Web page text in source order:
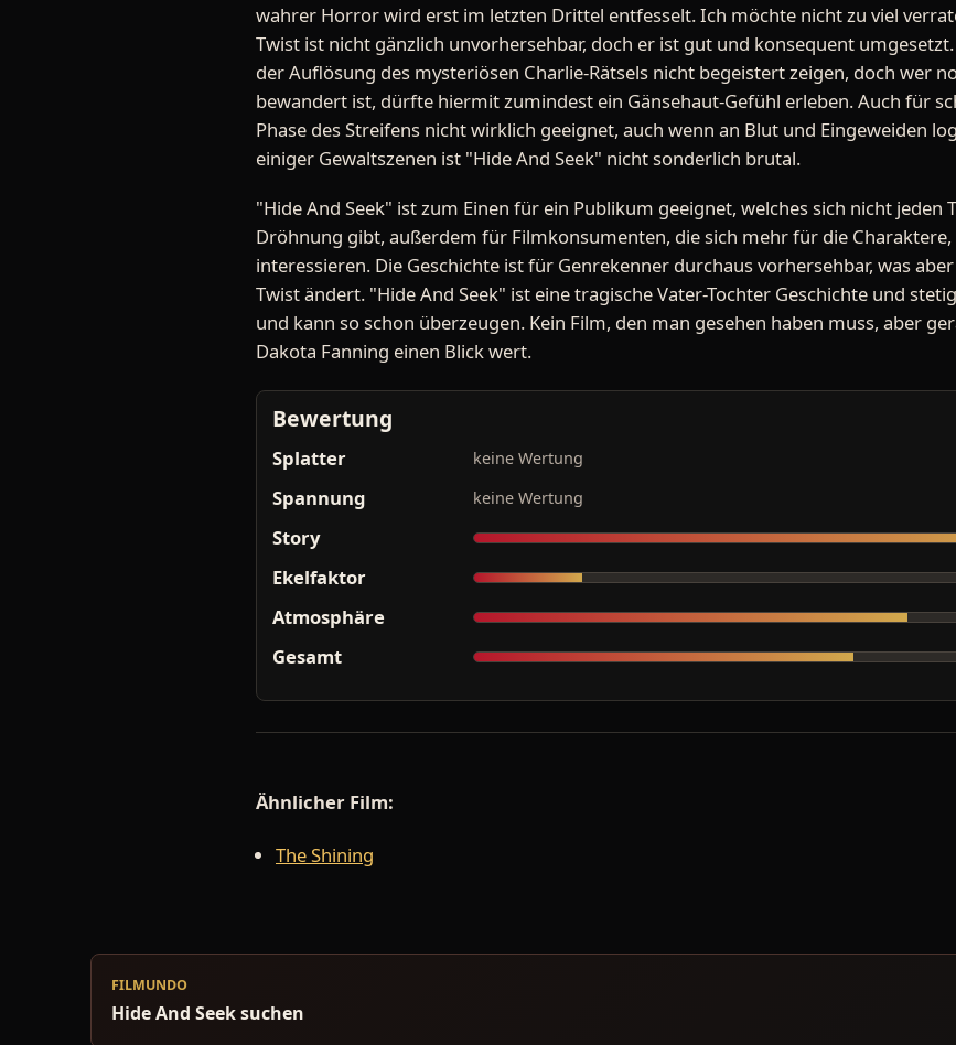
wahrer Horror wird erst im letzten Drittel entfesselt. Ich möchte nicht zu viel
Twist ist nicht gänzlich unvorhersehbar, doch er ist gut und konsequent
der Auflösung des mysteriösen Charlie-Rätsels nicht begeistert zeigen, doch wer
bewandert ist, dürfte hiermit zumindest ein Gänsehaut-Gefühl erleben. Auch für
Phase des Streifens nicht wirklich geeignet, auch wenn an Blut und Eingeweiden
einiger Gewaltszenen ist "Hide And Seek" nicht sonderlich brutal.
"Hide And Seek" ist zum Einen für ein Publikum geeignet, welches sich nicht jeden
Dröhnung gibt, außerdem für Filmkonsumenten, die sich mehr für die
interessieren. Die Geschichte ist für Genrekenner durchaus vorhersehbar, was
Twist ändert. "Hide And Seek" ist eine tragische Vater-Tochter Geschichte und
und kann so schon überzeugen. Kein Film, den man gesehen haben muss, aber
Dakota Fanning einen Blick wert.
Bewertung
Splatter keine Wertung
Spannung keine Wertung
Story
Ekelfaktor
Atmosphäre
Gesamt
Ähnlicher Film:
The Shining
FILMUNDO
Hide And Seek suchen